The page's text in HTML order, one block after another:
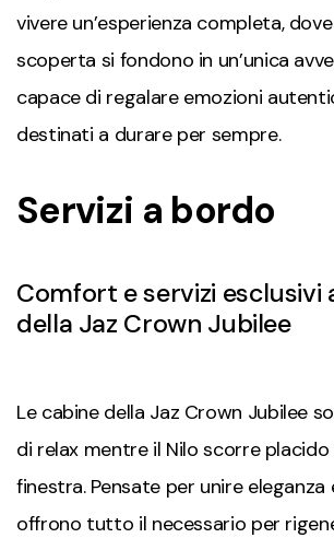
vivere un’esperienza completa,
scoperta si fondono in un’unica
capace di regalare emozioni
destinati a durare per sempre.
Servizi a bordo
Comfort e servizi esclusivi
della Jaz Crown Jubilee
Le cabine della Jaz Crown Jubilee
di relax mentre il Nilo scorre
finestra. Pensate per unire eleganza
offrono tutto il necessario per